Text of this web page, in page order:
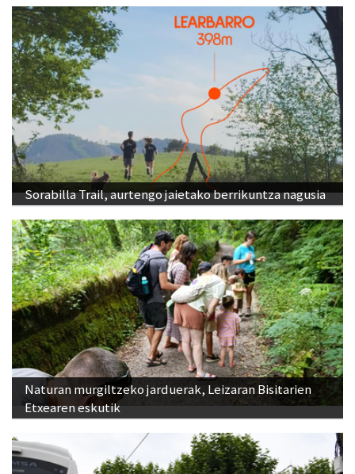
Sorabilla Trail, aurtengo jaietako berrikuntza nagusia
Naturan murgiltzeko jarduerak, Leizaran Bisitarien
Etxearen eskutik